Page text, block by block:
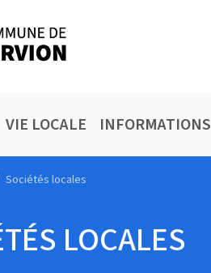
VIE LOCALE INFORMATIONS
Sociétés locales
LOCALES